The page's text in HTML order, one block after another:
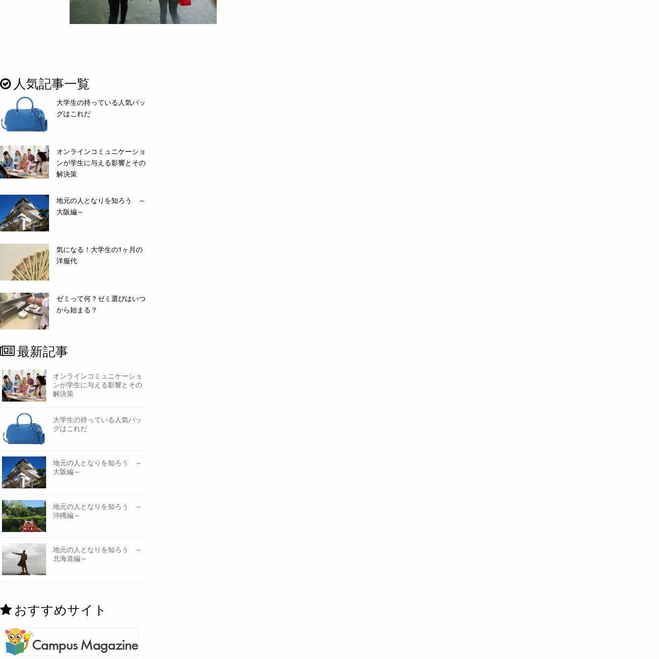
人気記事一覧
大学生の持っている人気バッ
グはこれだ
オンラインコミュニケーショ
ンが学生に与える影響とその
解決策
地元の人となりを知ろう ～
大阪編～
気になる！大学生の1ヶ月の
洋服代
ゼミって何？ゼミ選びはいつ
から始まる？
最新記事
オンラインコミュニケーショ
ンが学生に与える影響とその
解決策
大学生の持っている人気バッ
グはこれだ
地元の人となりを知ろう ～
大阪編～
地元の人となりを知ろう ～
沖縄編～
地元の人となりを知ろう ～
北海道編～
おすすめサイト